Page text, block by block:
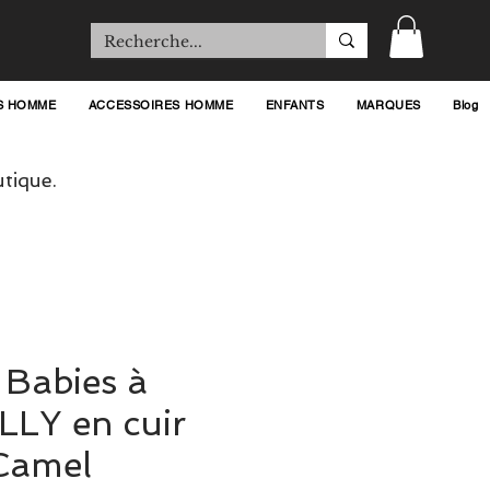
HOMME ACCESSOIRES HOMME ENFANTS MARQUES Blog
à
en cuir